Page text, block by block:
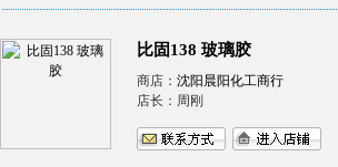
比固138 玻璃胶
商店： 沈阳晨阳化工商行
店长：周刚